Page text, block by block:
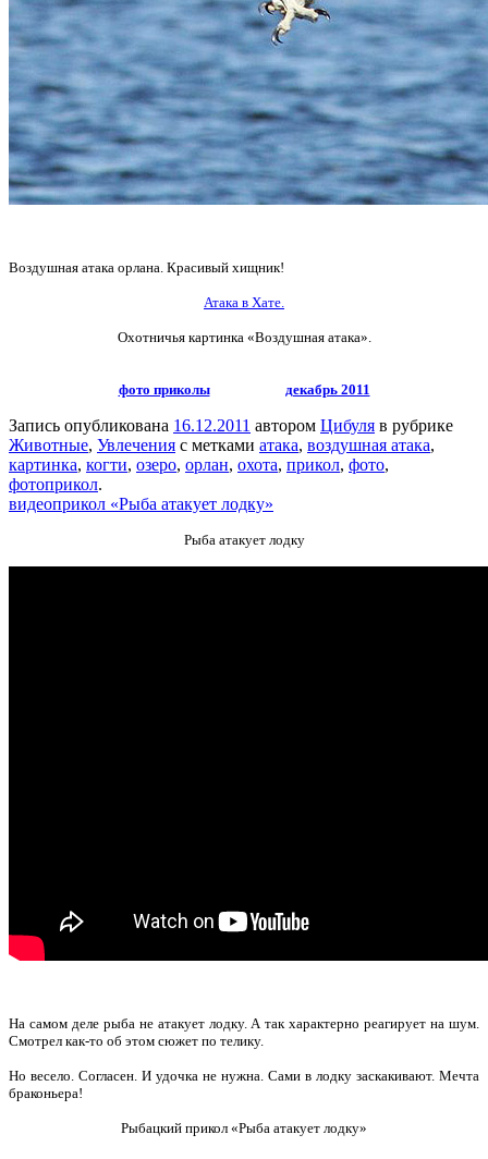
Воздушная атака орлана. Красивый хищник!
Атака в Хате.
Охотничья картинка «Воздушная атака».
фото приколы декабрь 2011
Запись опубликована 16.12.2011 автором Цибуля в рубрике
Животные, Увлечения с метками атака, воздушная атака,
картинка, когти, озеро, орлан, охота, прикол, фото,
фотоприкол.
видеоприкол «Рыба атакует лодку»
Рыба атакует лодку
На самом деле рыба не атакует лодку. А так характерно реагирует на шум.
Смотрел как-то об этом сюжет по телику.
Но весело. Согласен. И удочка не нужна. Сами в лодку заскакивают. Мечта
браконьера!
Рыбацкий прикол «Рыба атакует лодку»